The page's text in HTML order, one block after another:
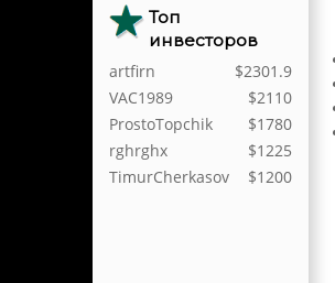
Топ
инвесторов
$2301.9
artfirn
$2110
VAC1989
$1780
ProstoTopchik
$1225
rghrghx
$1200
TimurCherkasov